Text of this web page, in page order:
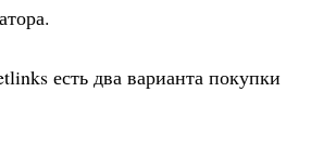
есть два варианта покупки